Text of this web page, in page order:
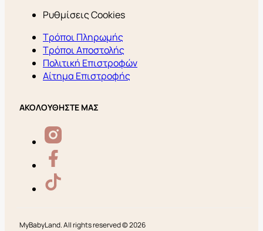
Ρυθμίσεις Cookies
Τρόποι Πληρωμής
Τρόποι Αποστολής
Πολιτική Επιστροφών
Αίτημα Επιστροφής
ΑΚΟΛΟΥΘΗΣΤΕ ΜΑΣ
MyBabyLand. All rights reserved © 2026